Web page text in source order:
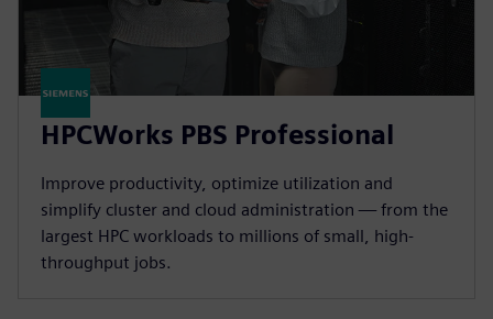
HPCWorks PBS Professional
Improve productivity, optimize utilization and
simplify cluster and cloud administration — from the
largest HPC workloads to millions of small, high-
throughput jobs.